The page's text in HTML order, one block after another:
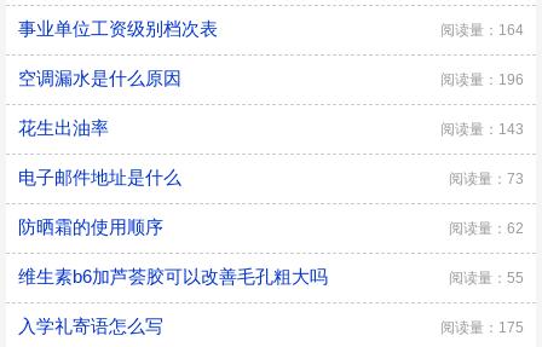
事业单位工资级别档次表 阅读量：164
空调漏水是什么原因 阅读量：196
花生出油率 阅读量：143
电子邮件地址是什么 阅读量：73
防晒霜的使用顺序 阅读量：62
维生素b6加芦荟胶可以改善毛孔粗大吗 阅读量：55
入学礼寄语怎么写 阅读量：175